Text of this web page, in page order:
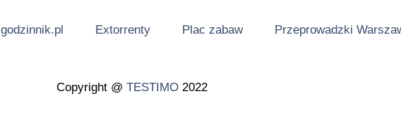
godzinnik.pl Extorrenty Plac zabaw Przeprowadzki
Copyright @ TESTIMO 2022